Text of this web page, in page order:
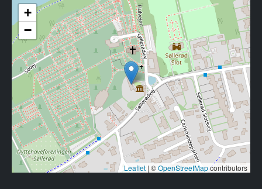
+
−
Leaflet | ©OpenStreetMapcontributors